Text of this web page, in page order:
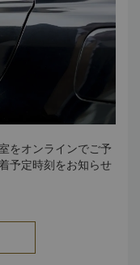
をオンラインでご予
予定時刻をお知らせ